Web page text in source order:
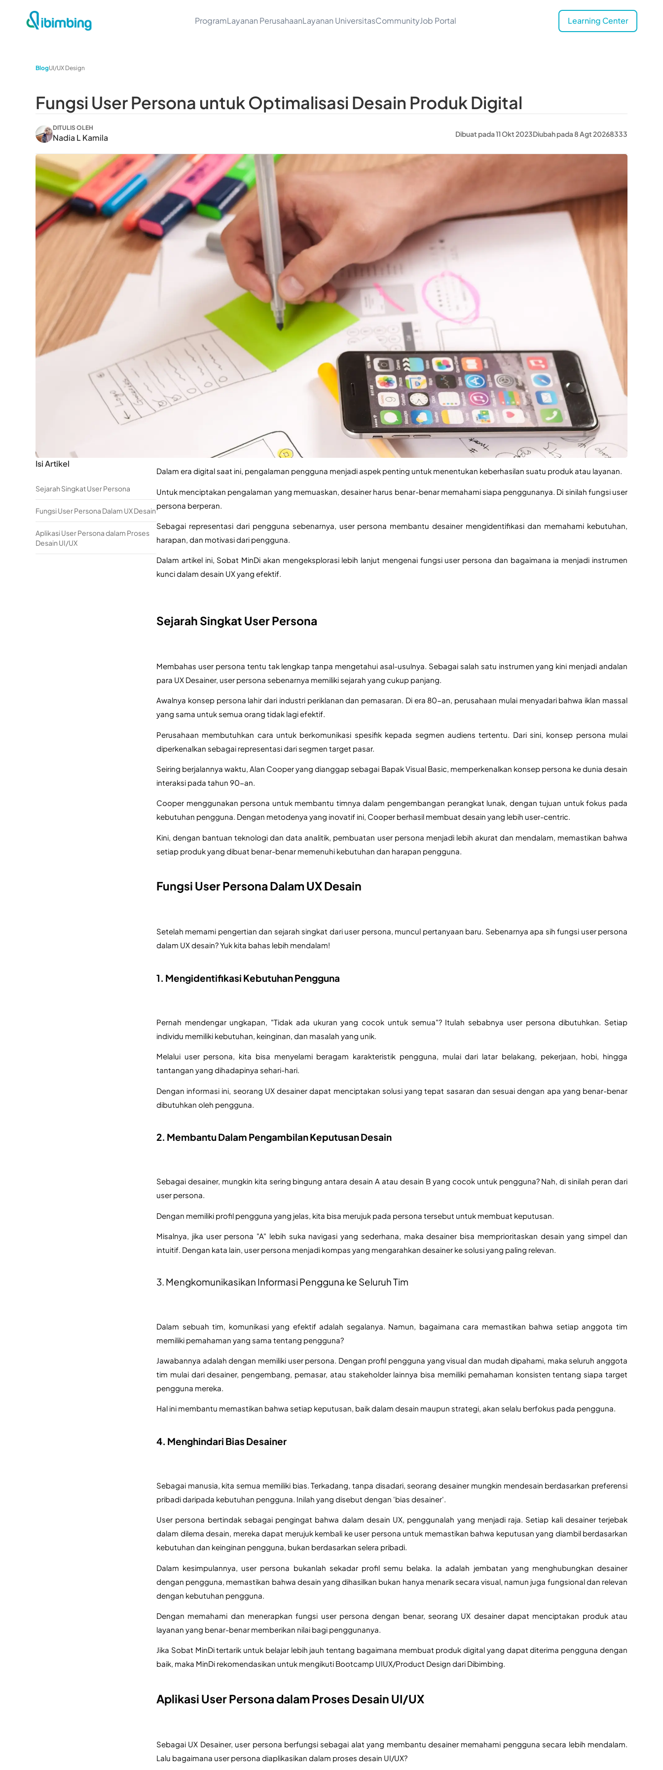
ProgramLayanan PerusahaanLayanan UniversitasCommunityJob Portal Learning Center
BlogUI/UX Design
Fungsi User Persona untuk Optimalisasi Desain Produk Digital
DITULIS OLEH
Nadia L Kamila Dibuat pada 11 Okt 2023Diubah pada 8 Agt 20268333
Isi Artikel
Sejarah Singkat User Persona
Fungsi User Persona Dalam UX Desain
Aplikasi User Persona dalam Proses
Desain UI/UX
Dalam era digital saat ini, pengalaman pengguna menjadi aspek penting untuk menentukan keberhasilan suatu produk atau layanan.
Untuk menciptakan pengalaman yang memuaskan, desainer harus benar-benar memahami siapa penggunanya. Di sinilah fungsi user
persona berperan.
Sebagai representasi dari pengguna sebenarnya, user persona membantu desainer mengidentifikasi dan memahami kebutuhan,
harapan, dan motivasi dari pengguna.
Dalam artikel ini, Sobat MinDi akan mengeksplorasi lebih lanjut mengenai fungsi user persona dan bagaimana ia menjadi instrumen
kunci dalam desain UX yang efektif.
Sejarah Singkat User Persona
Membahas user persona tentu tak lengkap tanpa mengetahui asal-usulnya. Sebagai salah satu instrumen yang kini menjadi andalan
para UX Desainer, user persona sebenarnya memiliki sejarah yang cukup panjang.
Awalnya konsep persona lahir dari industri periklanan dan pemasaran. Di era 80-an, perusahaan mulai menyadari bahwa iklan massal
yang sama untuk semua orang tidak lagi efektif.
Perusahaan membutuhkan cara untuk berkomunikasi spesifik kepada segmen audiens tertentu. Dari sini, konsep persona mulai
diperkenalkan sebagai representasi dari segmen target pasar.
Seiring berjalannya waktu, Alan Cooper yang dianggap sebagai Bapak Visual Basic, memperkenalkan konsep persona ke dunia desain
interaksi pada tahun 90-an.
Cooper menggunakan persona untuk membantu timnya dalam pengembangan perangkat lunak, dengan tujuan untuk fokus pada
kebutuhan pengguna. Dengan metodenya yang inovatif ini, Cooper berhasil membuat desain yang lebih user-centric.
Kini, dengan bantuan teknologi dan data analitik, pembuatan user persona menjadi lebih akurat dan mendalam, memastikan bahwa
setiap produk yang dibuat benar-benar memenuhi kebutuhan dan harapan pengguna.
Fungsi User Persona Dalam UX Desain
Setelah memami pengertian dan sejarah singkat dari user persona, muncul pertanyaan baru. Sebenarnya apa sih fungsi user persona
dalam UX desain? Yuk kita bahas lebih mendalam!
1. Mengidentifikasi Kebutuhan Pengguna
Pernah mendengar ungkapan, "Tidak ada ukuran yang cocok untuk semua"? Itulah sebabnya user persona dibutuhkan. Setiap
individu memiliki kebutuhan, keinginan, dan masalah yang unik.
Melalui user persona, kita bisa menyelami beragam karakteristik pengguna, mulai dari latar belakang, pekerjaan, hobi, hingga
tantangan yang dihadapinya sehari-hari.
Dengan informasi ini, seorang UX desainer dapat menciptakan solusi yang tepat sasaran dan sesuai dengan apa yang benar-benar
dibutuhkan oleh pengguna.
2. Membantu Dalam Pengambilan Keputusan Desain
Sebagai desainer, mungkin kita sering bingung antara desain A atau desain B yang cocok untuk pengguna? Nah, di sinilah peran dari
user persona.
Dengan memiliki profil pengguna yang jelas, kita bisa merujuk pada persona tersebut untuk membuat keputusan.
Misalnya, jika user persona "A" lebih suka navigasi yang sederhana, maka desainer bisa memprioritaskan desain yang simpel dan
intuitif. Dengan kata lain, user persona menjadi kompas yang mengarahkan desainer ke solusi yang paling relevan.
3. Mengkomunikasikan Informasi Pengguna ke Seluruh Tim
Dalam sebuah tim, komunikasi yang efektif adalah segalanya. Namun, bagaimana cara memastikan bahwa setiap anggota tim
memiliki pemahaman yang sama tentang pengguna?
Jawabannya adalah dengan memiliki user persona. Dengan profil pengguna yang visual dan mudah dipahami, maka seluruh anggota
tim mulai dari desainer, pengembang, pemasar, atau stakeholder lainnya bisa memiliki pemahaman konsisten tentang siapa target
pengguna mereka.
Hal ini membantu memastikan bahwa setiap keputusan, baik dalam desain maupun strategi, akan selalu berfokus pada pengguna.
4. Menghindari Bias Desainer
Sebagai manusia, kita semua memiliki bias. Terkadang, tanpa disadari, seorang desainer mungkin mendesain berdasarkan preferensi
pribadi daripada kebutuhan pengguna. Inilah yang disebut dengan 'bias desainer'.
User persona bertindak sebagai pengingat bahwa dalam desain UX, penggunalah yang menjadi raja. Setiap kali desainer terjebak
dalam dilema desain, mereka dapat merujuk kembali ke user persona untuk memastikan bahwa keputusan yang diambil berdasarkan
kebutuhan dan keinginan pengguna, bukan berdasarkan selera pribadi.
Dalam kesimpulannya, user persona bukanlah sekadar profil semu belaka. Ia adalah jembatan yang menghubungkan desainer
dengan pengguna, memastikan bahwa desain yang dihasilkan bukan hanya menarik secara visual, namun juga fungsional dan relevan
dengan kebutuhan pengguna.
Dengan memahami dan menerapkan fungsi user persona dengan benar, seorang UX desainer dapat menciptakan produk atau
layanan yang benar-benar memberikan nilai bagi penggunanya.
Jika Sobat MinDi tertarik untuk belajar lebih jauh tentang bagaimana membuat produk digital yang dapat diterima pengguna dengan
baik, maka MinDi rekomendasikan untuk mengikuti Bootcamp UIUX/Product Design dari Dibimbing.
Aplikasi User Persona dalam Proses Desain UI/UX
Sebagai UX Desainer, user persona berfungsi sebagai alat yang membantu desainer memahami pengguna secara lebih mendalam.
Lalu bagaimana user persona diaplikasikan dalam proses desain UI/UX?